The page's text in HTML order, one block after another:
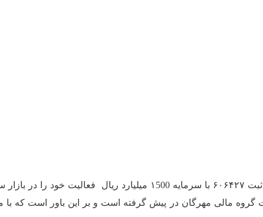
شرکت سبدگردان مهرگان با شناسه ملی ۱۴۰۱۱۷۸۲۶۷۴ و شماره ثبت ۶۰۶۴۲۷ با
گروه مالی مهرگان در پیش گرفته است و بر این باور است که با